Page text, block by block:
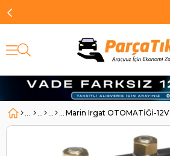
Marin Irgat OTOMATİĞİ-